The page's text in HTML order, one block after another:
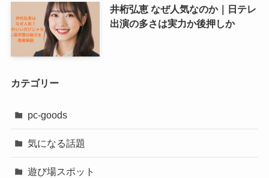
井桁弘恵 なぜ人気なのか｜日テレ
出演の多さは実力か後押しか
カテゴリー
pc-goods
気になる話題
遊び場スポット